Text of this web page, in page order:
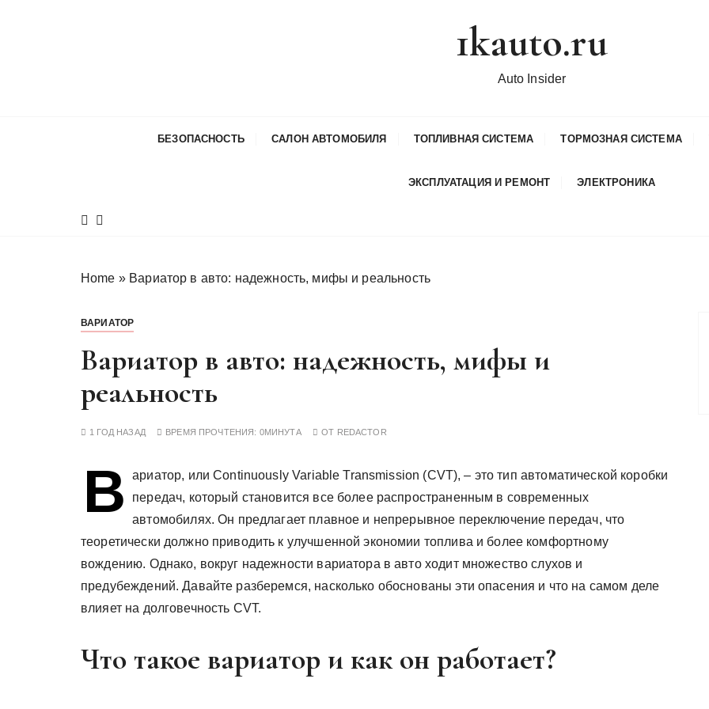
1kauto.ru
Auto Insider
БЕЗОПАСНОСТЬ САЛОН АВТОМОБИЛЯ ТОПЛИВНАЯ СИСТЕМА ТОРМОЗНАЯ СИСТЕМА
ЭКСПЛУАТАЦИЯ И РЕМОНТ ЭЛЕКТРОНИКА
Home » Вариатор в авто: надежность, мифы и реальность
ВАРИАТОР
Вариатор в авто: надежность, мифы и
реальность
1 ГОД НАЗАД ВРЕМЯ ПРОЧТЕНИЯ: 0МИНУТА ОТ REDACTOR
В
ариатор, или Continuously Variable Transmission (CVT), – это тип автоматической коробки
передач, который становится все более распространенным в современных
автомобилях. Он предлагает плавное и непрерывное переключение передач, что
теоретически должно приводить к улучшенной экономии топлива и более комфортному
вождению. Однако, вокруг надежности вариатора в авто ходит множество слухов и
предубеждений. Давайте разберемся, насколько обоснованы эти опасения и что на самом деле
влияет на долговечность CVT.
Что такое вариатор и как он работает?